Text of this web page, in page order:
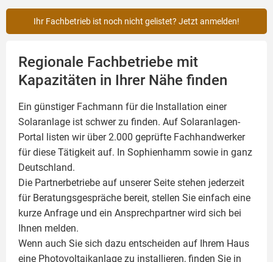
Ihr Fachbetrieb ist noch nicht gelistet? Jetzt anmelden!
Regionale Fachbetriebe mit
Kapazitäten in Ihrer Nähe finden
Ein günstiger Fachmann für die Installation einer
Solaranlage ist schwer zu finden. Auf Solaranlagen-
Portal listen wir über 2.000 geprüfte Fachhandwerker
für diese Tätigkeit auf. In Sophienhamm sowie in ganz
Deutschland.
Die Partnerbetriebe auf unserer Seite stehen jederzeit
für Beratungsgespräche bereit, stellen Sie einfach eine
kurze Anfrage und ein Ansprechpartner wird sich bei
Ihnen melden.
Wenn auch Sie sich dazu entscheiden auf Ihrem Haus
eine Photovoltaikanlage zu installieren, finden Sie in